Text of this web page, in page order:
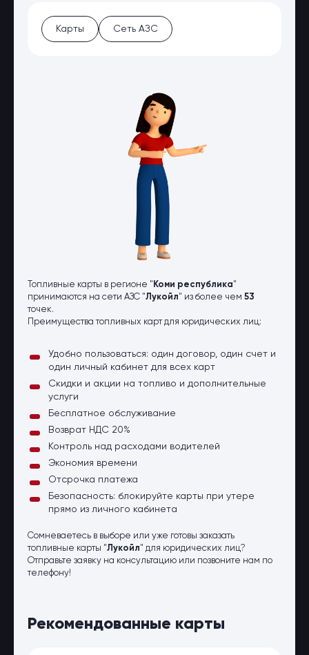
Карты Сеть АЗС
Топливные карты в регионе " Коми республика"
принимаются на сети АЗС "Лукойл" из более чем 53
точек.
Преимущества топливных карт для юридических лиц:
Удобно пользоваться: один договор, один счет и
один личный кабинет для всех карт
Скидки и акции на топливо и дополнительные
услуги
Бесплатное обслуживание
Возврат НДС 20%
Контроль над расходами водителей
Экономия времени
Отсрочка платежа
Безопасность: блокируйте карты при утере
прямо из личного кабинета
Сомневаетесь в выборе или уже готовы заказать
топливные карты "Лукойл" для юридических лиц?
Отправьте заявку на консультацию или позвоните нам по
телефону!
Рекомендованные карты
Топливо и автомасла по оптовым
ценам
Страховые компании
Электронные перевозочные